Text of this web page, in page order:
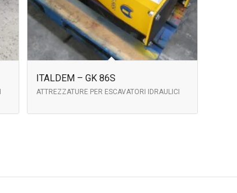
ITALDEM – GK 86S
ATTREZZATURE PER ESCAVATORI IDRAULICI